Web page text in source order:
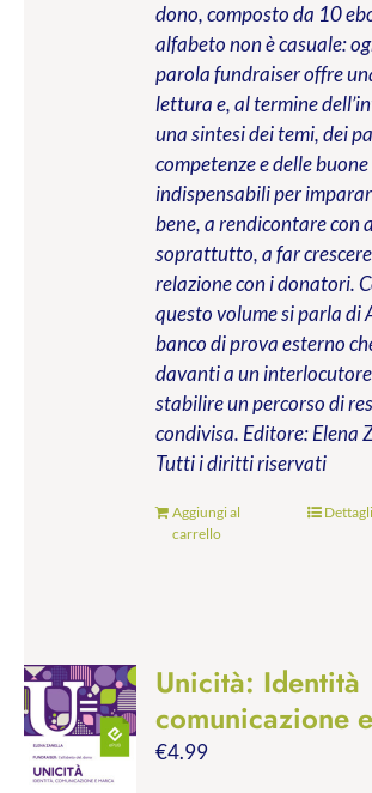
dono, composto da 10
alfabeto non è casuale:
parola fundraiser offre
lettura e, al termine
una sintesi dei temi, dei
competenze e delle
indispensabili per
bene, a rendicontare con
soprattutto, a far
relazione con i donatori.
questo volume si parla di
banco di prova esterno
davanti a un
stabilire un percorso di
condivisa. Editore: Elena
Tutti i diritti riservati
Aggiungi al
carrello
Dettagli
Unicità: Identità
comunicazione
€4.99